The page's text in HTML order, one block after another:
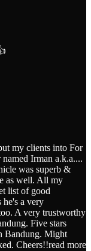
my clients into For
Irman a.k.a....
was superb &
as well. All my
list of good
he's a very
A very trustworthy
Five stars
Bandung. Might
Cheers!!read more